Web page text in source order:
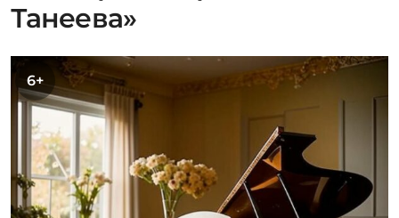
Танеева»
6+